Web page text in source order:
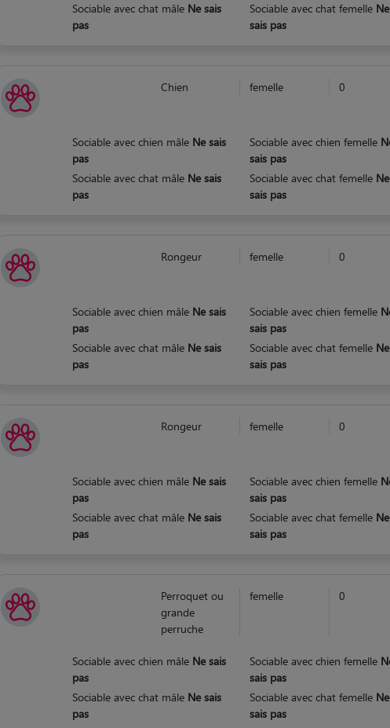
Sociable avec chat mâle Ne sais
pas
Sociable avec chat femelle Ne
sais pas
Chien femelle 0
Sociable avec chien mâle Ne sais
pas
Sociable avec chien femelle
sais pas
Sociable avec chat mâle Ne sais
pas
Sociable avec chat femelle Ne
sais pas
Rongeur femelle 0
Sociable avec chien mâle Ne sais
pas
Sociable avec chien femelle
sais pas
Sociable avec chat mâle Ne sais
pas
Sociable avec chat femelle Ne
sais pas
Rongeur femelle 0
Sociable avec chien mâle Ne sais
pas
Sociable avec chien femelle
sais pas
Sociable avec chat mâle Ne sais
pas
Sociable avec chat femelle Ne
sais pas
Perroquet ou
grande
perruche
femelle 0
Sociable avec chien mâle Ne sais
pas
Sociable avec chien femelle
sais pas
Sociable avec chat mâle Ne sais
pas
Sociable avec chat femelle Ne
sais pas